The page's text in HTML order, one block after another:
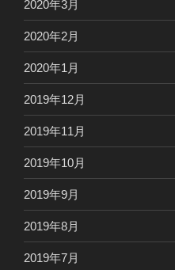
2020年3月
2020年2月
2020年1月
2019年12月
2019年11月
2019年10月
2019年9月
2019年8月
2019年7月